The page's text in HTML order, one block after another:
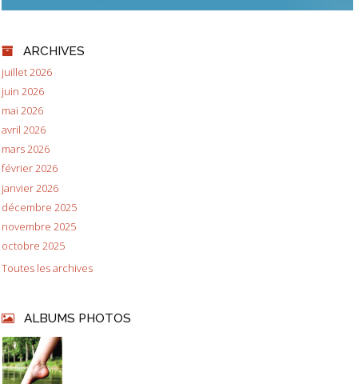
ARCHIVES
juillet 2026
juin 2026
mai 2026
avril 2026
mars 2026
février 2026
janvier 2026
décembre 2025
novembre 2025
octobre 2025
Toutes les archives
ALBUMS PHOTOS